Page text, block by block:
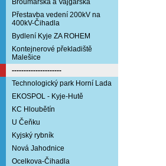
Broumarská a Vajgarská
Přestavba vedení 200kV na
400kV-Čihadla
Bydlení Kyje ZA ROHEM
Kontejnerové překladiště
Malešice
---------------------
Technologický park Horní Lada
EKOSPOL - Kyje-Hutě
KC Hloubětín
U Čeňku
Kyjský rybník
Nová Jahodnice
Ocelkova-Čihadla